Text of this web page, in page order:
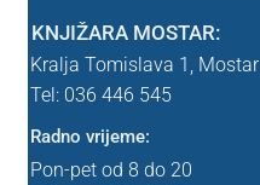
Srednja škola
Lektira SŠK
Uvjeti poslovanja
KNJIŽARA MOSTAR:
Kralja Tomislava 1, Mostar
Tel: 036 446 545
Radno vrijeme:
Pon-pet od 8 do 20